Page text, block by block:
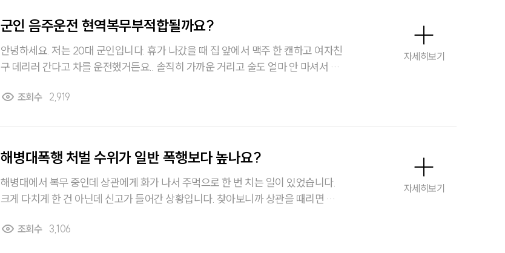
글로벌 파트너 로펌
군인 음주운전 현역복무부적합될까요?
안녕하세요. 저는 20대 군인입니다. 휴가 나갔을 때 집 앞에서 맥주 한 캔하고 여자친
구 데리러 간다고 차를 운전했거든요.. 솔직히 가까운 거리고 술도 얼마 안 마셔서 괜
조회수 2,919
자세히보기
해병대폭행 처벌 수위가 일반 폭행보다 높나요?
해병대에서 복무 중인데 상관에게 화가 나서 주먹으로 한 번 치는 일이 있었습니다.
크게 다치게 한 건 아닌데 신고가 들어간 상황입니다. 찾아보니까 상관을 때리면 일
이랑 처벌 수위가 많이 다른가요? 실제로 어느 정도 처벌을 받을 수 있는지 궁금합니
조회수 3,106
자세히보기